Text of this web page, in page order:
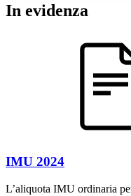
In evidenza
IMU 2024
L’aliquota IMU ordinaria